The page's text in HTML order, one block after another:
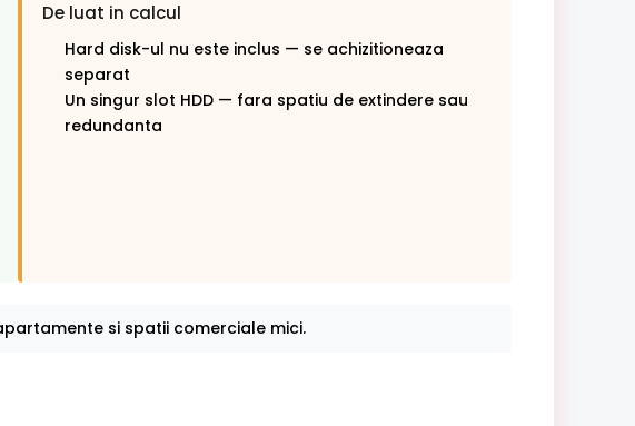
De luat in calcul
Hard disk-ul nu este inclus — se achizitioneaza
separat
Un singur slot HDD — fara spatiu de extindere sau
redundanta
si spatii comerciale mici.